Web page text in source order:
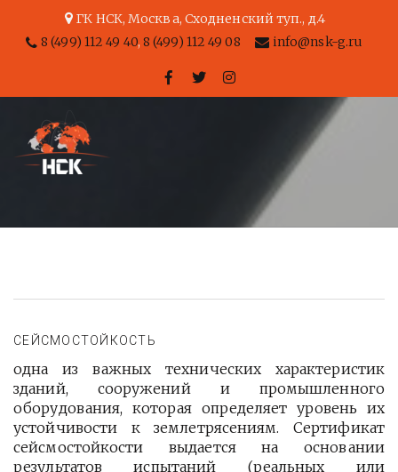
ГК НСК,Москва, Сходненский туп., д.4
8 (499) 112 49 40, 8 (499) 112 49 08 info@nsk-g.ru
СЕЙСМОСТОЙКОСТЬ
одна из важных технических характеристик
зданий, сооружений и промышленного
оборудования, которая определяет уровень их
устойчивости к землетрясениям. Сертификат
сейсмостойкости выдается на основании
результатов испытаний (реальных или